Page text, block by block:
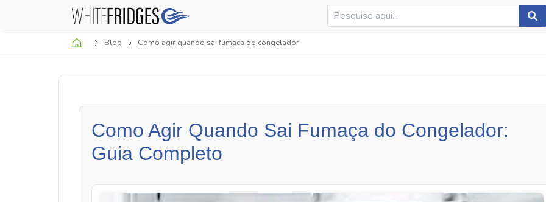
Blog Como agir quando sai fumaca do congelador
Como Agir Quando Sai Fumaça do Congelador:
Guia Completo